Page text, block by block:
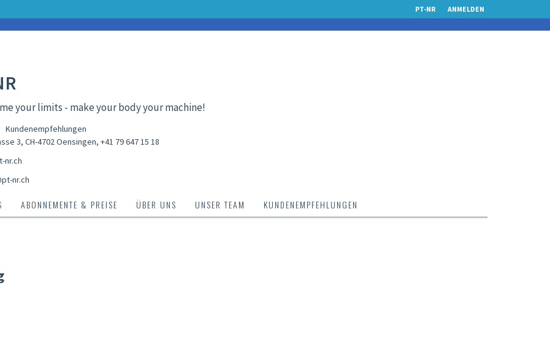
PT-NR ANMELDEN
your limits - make your body your machine!
Kundenempfehlungen
3, CH-4702 Oensingen, +41 79 647 15 18
nr.ch
nr.ch
ABONNEMENTE & PREISE ÜBER UNS UNSER TEAM KUNDENEMPFEHLUNGEN